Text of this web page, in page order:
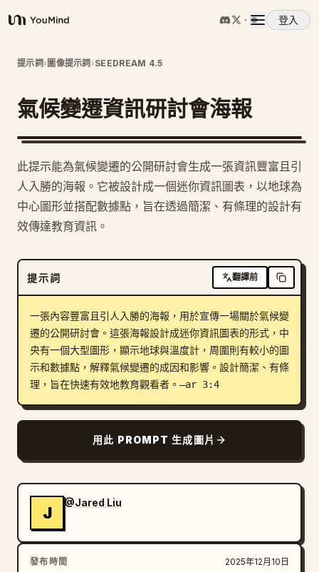
YouMind
登入
概覽
使用案例
提示詞
下載
部落格
更新
提示詞› 圖像提示詞 ›SEEDREAM 4.5
氣候變遷資訊研討會海報
此提示能為氣候變遷的公開研討會生成一張資訊豐富且引
人入勝的海報。它被設計成一個迷你資訊圖表，以地球為
中心圖形並搭配數據點，旨在透過簡潔、有條理的設計有
效傳達教育資訊。
提示詞 翻譯前
一張內容豐富且引人入勝的海報，用於宣傳一場關於氣候變
遷的公開研討會。這張海報設計成迷你資訊圖表的形式，中
央有一個大型圖形，顯示地球與溫度計，周圍則有較小的圖
示和數據點，解釋氣候變遷的成因和影響。設計簡潔、有條
理，旨在快速有效地教育觀看者。–ar 3:4
用此 PROMPT 生成圖片
J
@Jared Liu
發布時間 2025年12月10日